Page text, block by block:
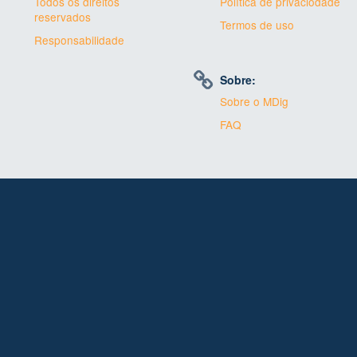
reservados
Responsabilidade
Termos de uso
Sobre:
Sobre o MDig
FAQ